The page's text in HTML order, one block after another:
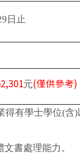
日止
元(僅供參考)
得有學士學位(
書處理能力。